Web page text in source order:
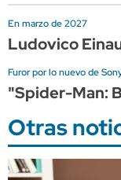
En marzo de 2027
Ludovico
Furor por lo nuevo de
"Spider-Man:
Otras